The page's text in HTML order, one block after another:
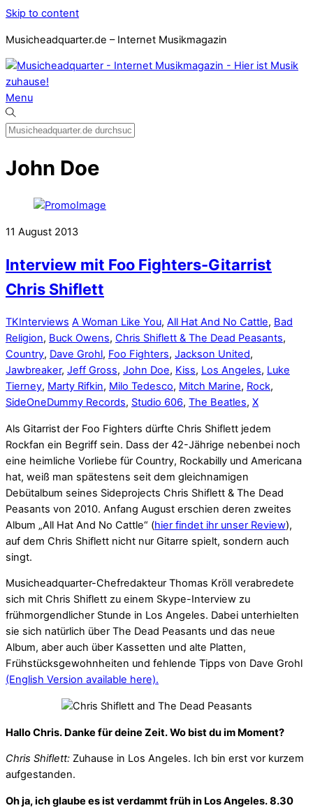
Skip to content
Musicheadquarter.de – Internet Musikmagazin
Menu
John Doe
11 August 2013
Interview mit Foo Fighters-Gitarrist
Chris Shiflett
TKInterviews A Woman Like You, All Hat And No Cattle, Bad
Religion, Buck Owens, Chris Shiflett & The Dead Peasants,
Country, Dave Grohl, Foo Fighters, Jackson United,
Jawbreaker, Jeff Gross, John Doe, Kiss, Los Angeles, Luke
Tierney, Marty Rifkin, Milo Tedesco, Mitch Marine, Rock,
SideOneDummy Records, Studio 606, The Beatles, X
Als Gitarrist der Foo Fighters dürfte Chris Shiflett jedem
Rockfan ein Begriff sein. Dass der 42-Jährige nebenbei noch
eine heimliche Vorliebe für Country, Rockabilly und Americana
hat, weiß man spätestens seit dem gleichnamigen
Debütalbum seines Sideprojects Chris Shiflett & The Dead
Peasants von 2010. Anfang August erschien deren zweites
Album „All Hat And No Cattle“ (hier findet ihr unser Review),
auf dem Chris Shiflett nicht nur Gitarre spielt, sondern auch
singt.
Musicheadquarter-Chefredakteur Thomas Kröll verabredete
sich mit Chris Shiflett zu einem Skype-Interview zu
frühmorgendlicher Stunde in Los Angeles. Dabei unterhielten
sie sich natürlich über The Dead Peasants und das neue
Album, aber auch über Kassetten und alte Platten,
Frühstücksgewohnheiten und fehlende Tipps von Dave Grohl
(English Version available here).
Hallo Chris. Danke für deine Zeit. Wo bist du im Moment?
Chris Shiflett: Zuhause in Los Angeles. Ich bin erst vor kurzem
aufgestanden.
Oh ja, ich glaube es ist verdammt früh in Los Angeles. 8.30